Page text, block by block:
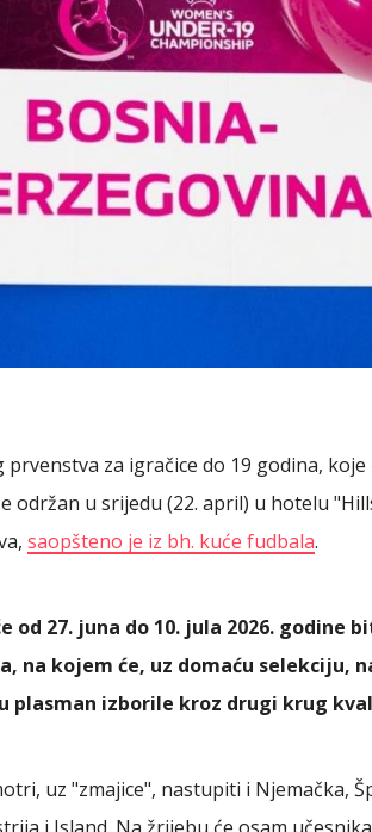
za igračice do 19 godina,
održan u srijedu (22. april) u hotelu
saopšteno je iz bh. kuće fudbala.
od 27. juna do 10. jula 2026. godine
na kojem će, uz domaću selekciju,
plasman izborile kroz drugi krug
uz "zmajice", nastupiti i Njemačka,
i Island. Na žrijebu će osam